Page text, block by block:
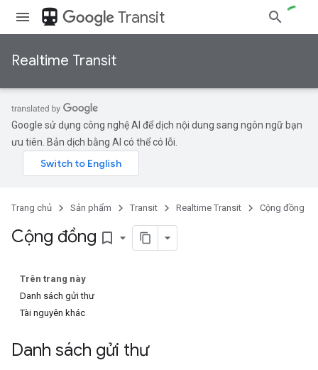
directions_transit Transit
Realtime Transit
Google sử dụng công nghệ AI để dịch nội dung sang ngôn ngữ bạn
ưu tiên. Bản dịch bằng AI có thể có lỗi.
Trang chủ Sản phẩm Transit Realtime Transit Cộng đồng
Cộng đồng bookmark_border
Trên trang này
Danh sách gửi thư
Tài nguyên khác
Danh sách gửi thư